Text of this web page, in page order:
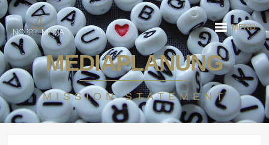
MENU
MEDIAPLANUNG
MISSION STATEMENT